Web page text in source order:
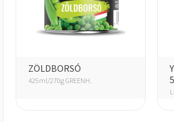
ZÖLDBORSÓ
425ml/270g GREENH.